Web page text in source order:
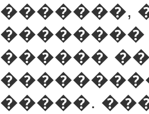
�������,
��������
������
�����.